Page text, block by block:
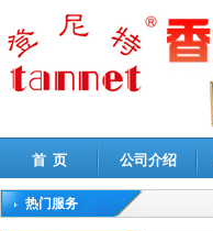
首 页 公司介绍
热门服务